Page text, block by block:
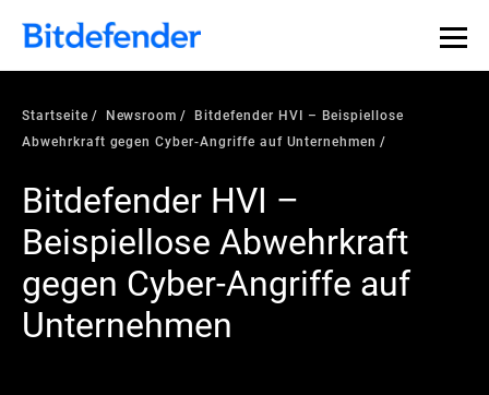
Startseite Newsroom
Bitdefender HVI – Beispiellose
Abwehrkraft gegen Cyber-Angriffe auf Unternehmen
Bitdefender HVI –
Beispiellose Abwehrkraft
gegen Cyber-Angriffe auf
Unternehmen